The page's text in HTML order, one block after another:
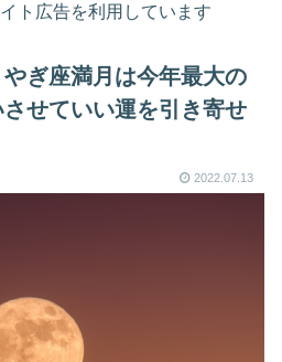
ト広告を利用しています
やぎ座満月は今年最大の
せていい運を引き寄せ
2022.07.13